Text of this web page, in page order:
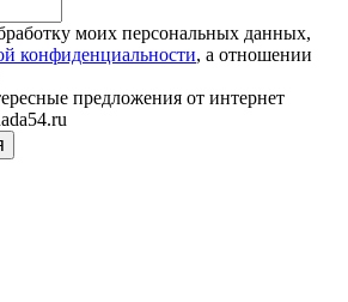
моих персональных данных,
конфиденциальности, а отношении
предложения от интернет